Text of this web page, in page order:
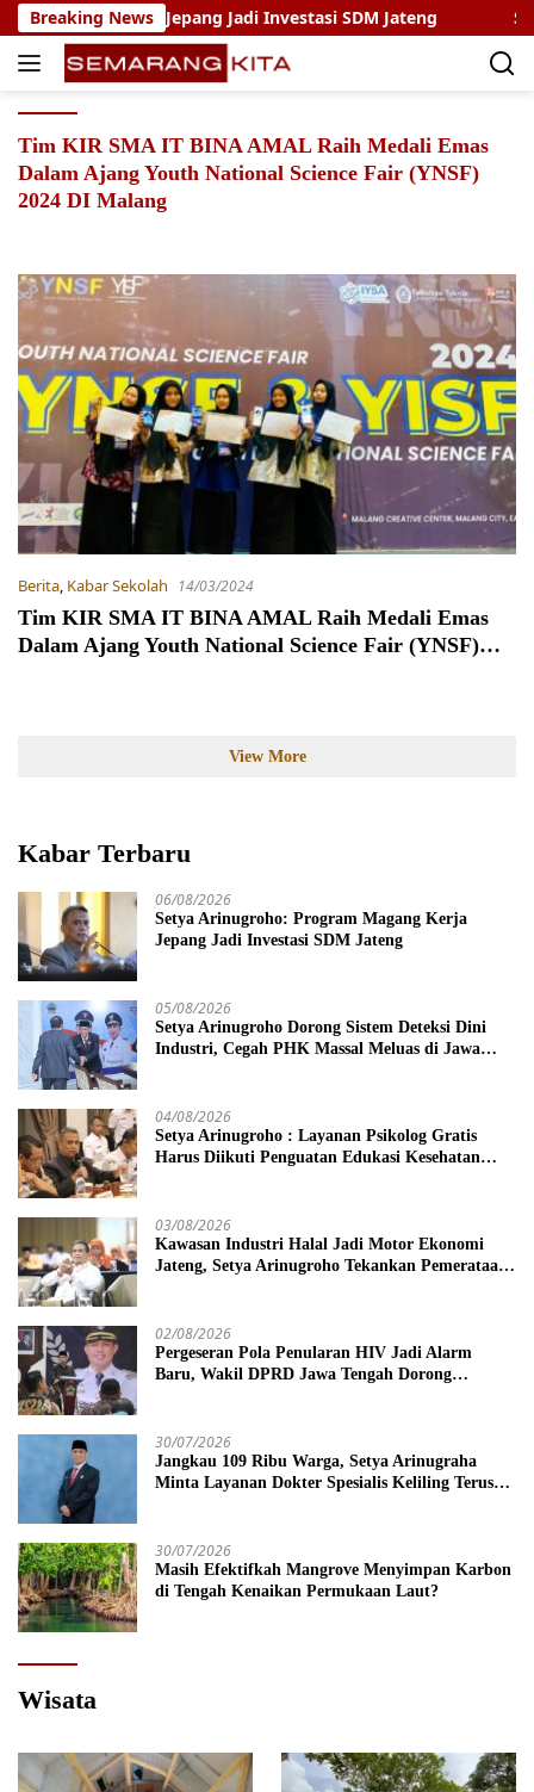
Skip
to
content
Breaking News
Kerja Jepang Jadi Investasi SDM Jateng Setya
Tim KIR SMA IT BINA AMAL Raih Medali Emas
Dalam Ajang Youth National Science Fair (YNSF)
2024 DI Malang
Berita, Kabar Sekolah 14/03/2024
Tim KIR SMA IT BINA AMAL Raih Medali Emas
Dalam Ajang Youth National Science Fair (YNSF)
View More
Kabar Terbaru
06/08/2026
Setya Arinugroho: Program Magang Kerja
Jepang Jadi Investasi SDM Jateng
05/08/2026
Setya Arinugroho Dorong Sistem Deteksi Dini
Industri, Cegah PHK Massal Meluas di Jawa
04/08/2026
Setya Arinugroho : Layanan Psikolog Gratis
Harus Diikuti Penguatan Edukasi Kesehatan
03/08/2026
Kawasan Industri Halal Jadi Motor Ekonomi
Jateng, Setya Arinugroho Tekankan Pemerataan
02/08/2026
Pergeseran Pola Penularan HIV Jadi Alarm
Baru, Wakil DPRD Jawa Tengah Dorong
30/07/2026
Jangkau 109 Ribu Warga, Setya Arinugraha
Minta Layanan Dokter Spesialis Keliling Terus
30/07/2026
Masih Efektifkah Mangrove Menyimpan Karbon
di Tengah Kenaikan Permukaan Laut?
Wisata